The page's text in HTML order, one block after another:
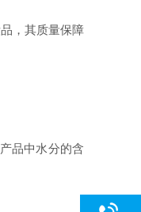
，其质量保障
品中水分的含